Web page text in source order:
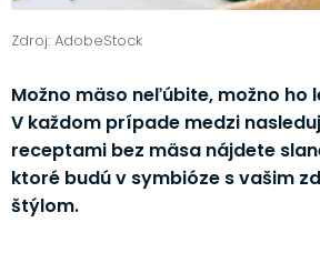
Zdroj: AdobeStock
Možno mäso neľúbite, možno ho
V každom prípade medzi
receptami bez mäsa nájdete
ktoré budú v symbióze s vašim
štýlom.